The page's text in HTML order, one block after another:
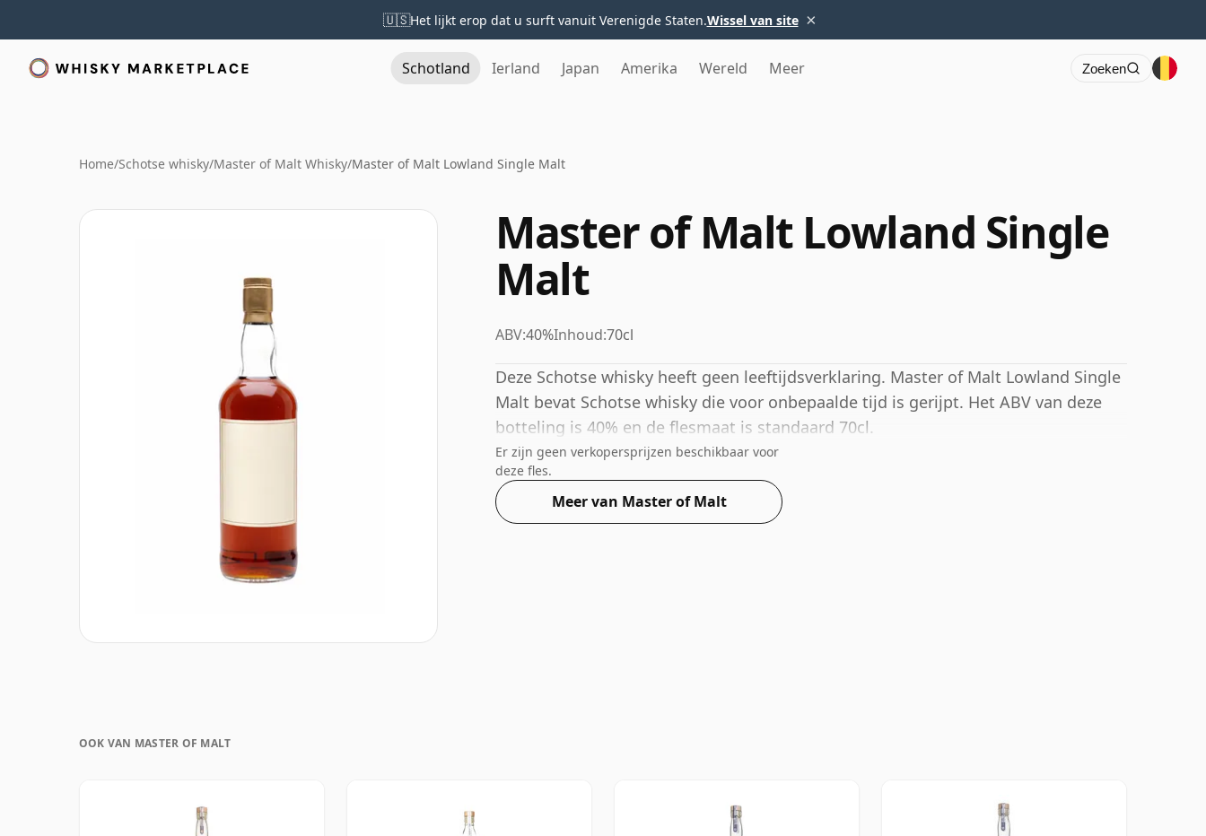
🇺🇸Het lijkt erop dat u surft vanuit Verenigde Staten.Wissel van site ×
Schotland Ierland Japan Amerika Wereld Meer Zoeken
Home/Schotse whisky/Master of Malt Whisky/Master of Malt Lowland Single Malt
Master of Malt Lowland Single
Malt
ABV:40%Inhoud:70cl
Deze Schotse whisky heeft geen leeftijdsverklaring. Master of Malt Lowland Single
Malt bevat Schotse whisky die voor onbepaalde tijd is gerijpt. Het ABV van deze
botteling is 40% en de flesmaat is standaard 70cl.
Er zijn geen verkopersprijzen beschikbaar voor
deze fles.
Meer van Master of Malt
OOK VAN MASTER OF MALT